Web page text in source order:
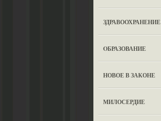
ЗДРАВООХРАНЕНИЕ
OБРАЗОВАНИЕ
НОВОЕ В ЗАКОНЕ
МИЛОСЕРДИЕ